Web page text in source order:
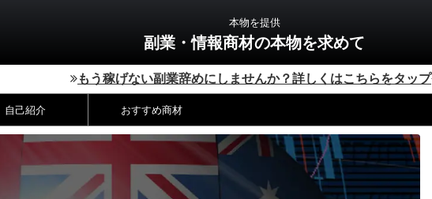
本物を提供
副業・情報商材の本物を求めて
もう稼げない副業辞めにしませんか？詳しくはこちらをタップ
自己紹介 おすすめ商材